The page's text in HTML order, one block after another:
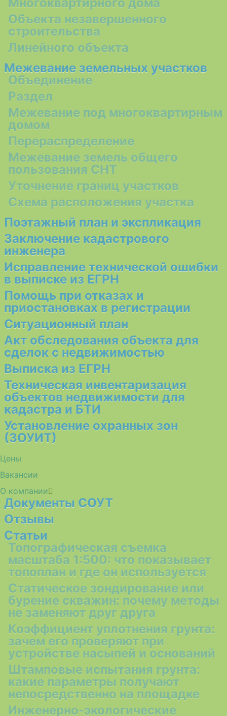
Объекта незавершенного
строительства
Линейного объекта
Межевание земельных участков
Объединение
Раздел
Межевание под многоквартирным
домом
Перераспределение
Межевание земель общего
пользования СНТ
Уточнение границ участков
Схема расположения участка
Поэтажный план и экспликация
Заключение кадастрового
инженера
Исправление технической ошибки
в выписке из ЕГРН
Помощь при отказах и
приостановках в регистрации
Ситуационный план
Акт обследования объекта для
сделок с недвижимостью
Выписка из ЕГРН
Техническая инвентаризация
объектов недвижимости для
кадастра и БТИ
Установление охранных зон
(ЗОУИТ)
Цены
Вакансии
О компании
Документы СОУТ
Отзывы
Статьи
Топографическая съемка
масштаба 1:500: что показывает
топоплан и где он используется
Статическое зондирование или
бурение скважин: почему методы
не заменяют друг друга
Коэффициент уплотнения грунта:
зачем его проверяют при
устройстве насыпей и оснований
Штамповые испытания грунта:
какие параметры получают
непосредственно на площадке
Инженерно-экологические